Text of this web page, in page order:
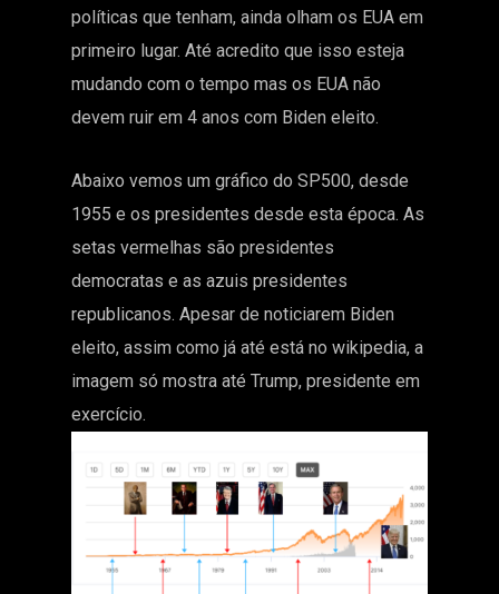
políticas que tenham, ainda olham os EUA em
primeiro lugar. Até acredito que isso esteja
mudando com o tempo mas os EUA não
devem ruir em 4 anos com Biden eleito.
Abaixo vemos um gráfico do SP500, desde
1955 e os presidentes desde esta época. As
setas vermelhas são presidentes
democratas e as azuis presidentes
republicanos. Apesar de noticiarem Biden
eleito, assim como já até está no wikipedia, a
imagem só mostra até Trump, presidente em
exercício.